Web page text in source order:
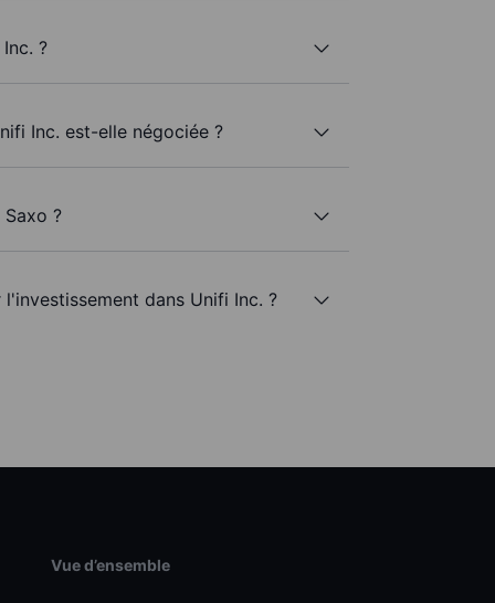
?
Inc. est-elle négociée ?
?
dans Unifi Inc. ?
Vue d’ensemble